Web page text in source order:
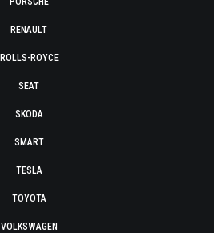
RENAULT
ROLLS-ROYCE
SEAT
SKODA
SMART
TESLA
TOYOTA
VOLKSWAGEN